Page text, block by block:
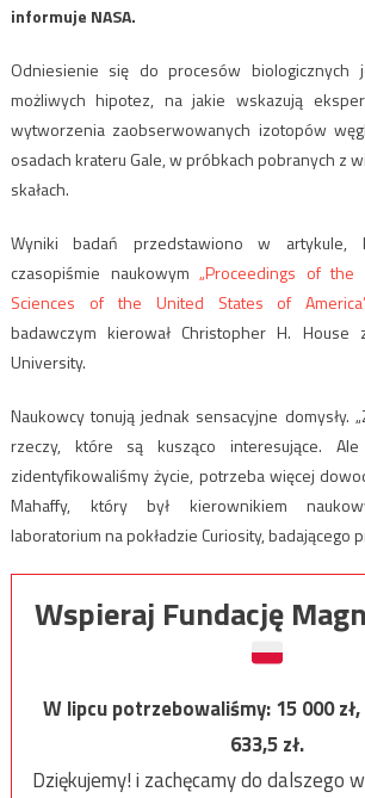
informuje NASA.
Odniesienie się do procesów
możliwych hipotez, na jakie wskazują
wytworzenia zaobserwowanych izotopów
osadach krateru Gale, w próbkach pobranych z
skałach.
Wyniki badań przedstawiono w artykule,
czasopiśmie naukowym„Proceedings of the
Sciences of the United States of
badawczym kierował Christopher H. House
University.
Naukowcy tonują jednak sensacyjne domysły.
rzeczy, które są kusząco interesujące.
zidentyfikowaliśmy życie, potrzeba więcej
Mahaffy, który był kierownikiem
laboratorium na pokładzie Curiosity, badającego
Wspieraj Fundację
W lipcu potrzebowaliśmy:15 000
633,5zł.
Dziękujemy! i zachęcamy do dalszego